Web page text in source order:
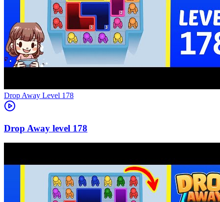
Level 178
178